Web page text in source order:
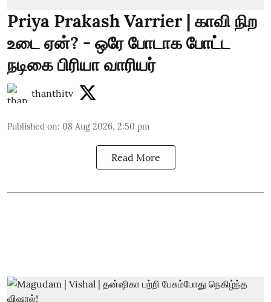
Priya Prakash Varrier | காவி நிற
உடை ஏன்? - ஒரே போடாக போட்ட
நடிகை பிரியா வாரியர்
thanthitv
Published on: 08 Aug 2026, 2:50 pm
Read More